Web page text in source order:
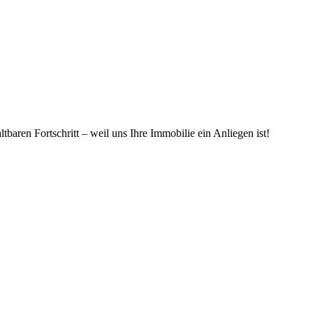
Fortschritt – weil uns Ihre Immobilie ein Anliegen ist!